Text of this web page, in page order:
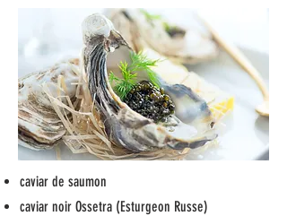
caviar de saumon
caviar noir Ossetra (Esturgeon Russe)